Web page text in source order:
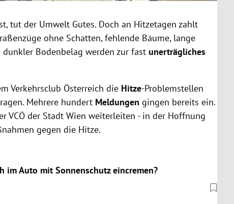
tut der Umwelt Gutes. Doch an Hitzetagen zahlt
ohne Schatten, fehlende Bäume, lange
Bodenbelag werden zur fast unerträgliches
Verkehrsclub Österreich die Hitze-Problemstellen
Mehrere hundert Meldungen gingen bereits ein.
VCÖ der Stadt Wien weiterleiten - in der Hoffnung
gegen die Hitze.
im Auto mit Sonnenschutz eincremen?